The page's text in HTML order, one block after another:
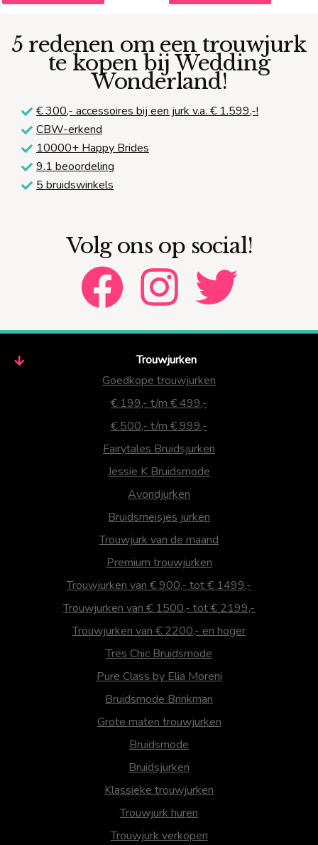
5 redenen om een trouwjurk
te kopen bij Wedding
Wonderland!
€ 300,- accessoires bij een jurk v.a. € 1.599,-!
CBW-erkend
10000+ Happy Brides
9.1 beoordeling
5 bruidswinkels
Volg ons op social!
Trouwjurken
Goedkope trouwjurken
€ 199,- t/m € 499,-
€ 500,- t/m € 999,-
Fairytales Bruidsjurken
Jessie K Bruidsmode
Avondjurken
Bruidsmeisjes jurken
Trouwjurk van de maand
Premium trouwjurken
Trouwjurken van € 900,- tot € 1499,-
Trouwjurken van € 1500,- tot € 2199,-
Trouwjurken van € 2200,- en hoger
Tres Chic Bruidsmode
Pure Class by Elia Moreni
Bruidsmode Brinkman
Grote maten trouwjurken
Bruidsmode
Bruidsjurken
Klassieke trouwjurken
Trouwjurk huren
Trouwjurk verkopen